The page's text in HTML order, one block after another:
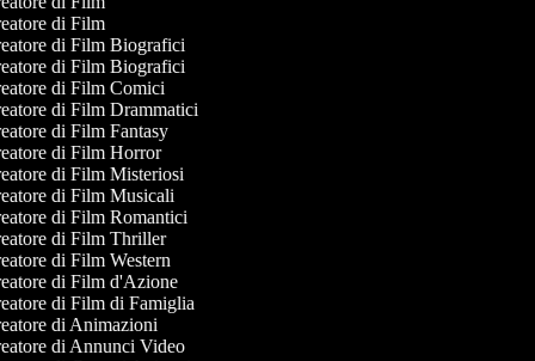
di Film
di Film Biografici
di Film Biografici
di Film Comici
di Film Drammatici
di Film Fantasy
di Film Horror
di Film Misteriosi
di Film Musicali
di Film Romantici
di Film Thriller
di Film Western
di Film d'Azione
di Film di Famiglia
di Animazioni
di Annunci Video